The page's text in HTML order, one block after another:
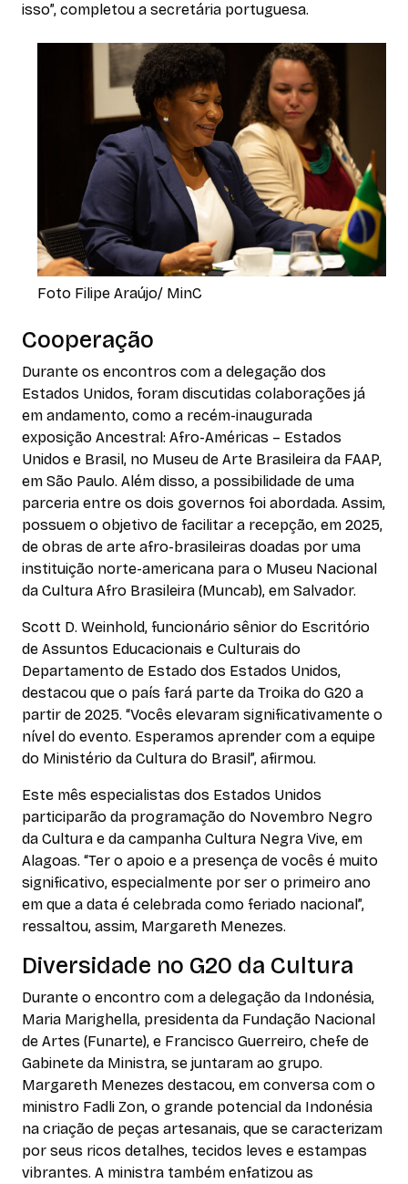
isso”, completou a secretária portuguesa.
Foto Filipe Araújo/ MinC
Cooperação
Durante os encontros com a delegação dos
Estados Unidos, foram discutidas colaborações já
em andamento, como a recém-inaugurada
exposição Ancestral: Afro-Américas – Estados
Unidos e Brasil , no Museu de Arte Brasileira da FAAP,
em São Paulo. Além disso, a possibilidade de uma
parceria entre os dois governos foi abordada. Assim,
possuem o objetivo de facilitar a recepção, em 2025,
de obras de arte afro-brasileiras doadas por uma
instituição norte-americana para o Museu Nacional
da Cultura Afro Brasileira (Muncab), em Salvador.
Scott D. Weinhold, funcionário sênior do Escritório
de Assuntos Educacionais e Culturais do
Departamento de Estado dos Estados Unidos,
destacou que o país fará parte da Troika do G20 a
partir de 2025. “Vocês elevaram significativamente o
nível do evento. Esperamos aprender com a equipe
do Ministério da Cultura do Brasil”, afirmou.
Este mês especialistas dos Estados Unidos
participarão da programação do Novembro Negro
da Cultura e da campanha Cultura Negra Vive, em
Alagoas. “Ter o apoio e a presença de vocês é muito
significativo, especialmente por ser o primeiro ano
em que a data é celebrada como feriado nacional”,
ressaltou, assim, Margareth Menezes.
Diversidade no G20 da Cultura
Durante o encontro com a delegação da Indonésia,
Maria Marighella, presidenta da Fundação Nacional
de Artes (Funarte), e Francisco Guerreiro, chefe de
Gabinete da Ministra, se juntaram ao grupo.
Margareth Menezes destacou, em conversa com o
ministro Fadli Zon, o grande potencial da Indonésia
na criação de peças artesanais, que se caracterizam
por seus ricos detalhes, tecidos leves e estampas
vibrantes. A ministra também enfatizou as